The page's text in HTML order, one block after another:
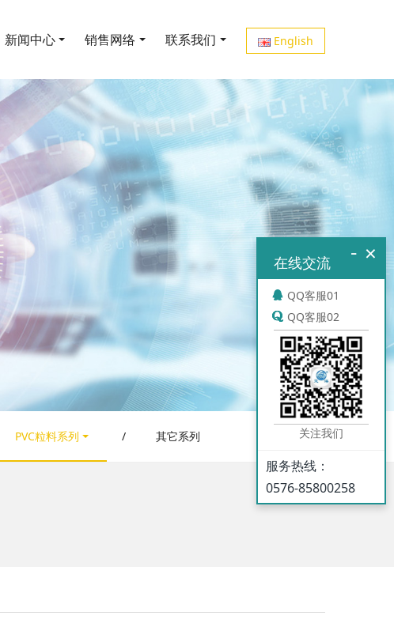
新闻中心 销售网络 联系我们 English
PVC粒料系列 / 其它系列
×
-
在线交流
QQ客服01
QQ客服02
关注我们
服务热线：
0576-85800258